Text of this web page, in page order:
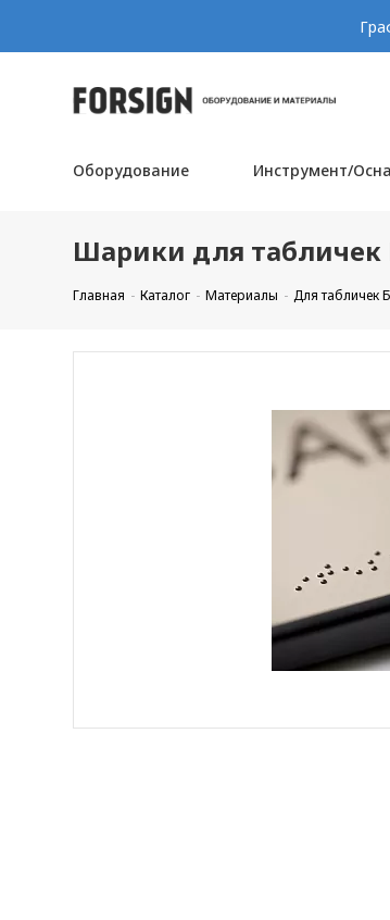
Оборудование Инструмент/
Шарики для табличек
Главная Каталог Материалы Для табличек